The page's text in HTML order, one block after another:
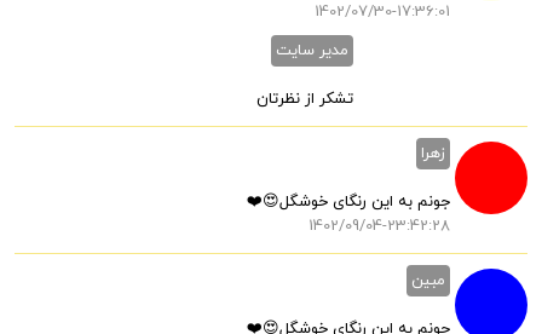
1402/07/30-17:36:01
مدیر سایت
تشکر از نظرتان
زهرا
جونم به این رنگای خوشگل😍❤️
1402/09/04-23:42:28
مبین
جونم به این رنگای خوشگل😍❤️